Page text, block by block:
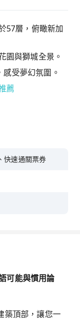
57層，俯瞰新加
園與獅城全景。
受夢幻氛圍。
薦
快速通關票券
可能與慣用論
築頂部，讓您一